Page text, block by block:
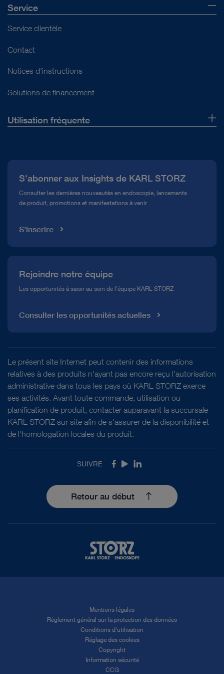
Service
Service clientèle
Contact
Notices d'instructions
Solutions de financement
Utilisation fréquente
Service télé-assistance Conformité
Médiathèque
S'abonner aux Insights de KARL STORZ
Consulter les dernières nouveautés en endoscopie, lancements
de produit, promotions et manifestations à venir
S'inscrire
Rejoindre notre équipe
Les opportunités à saisir au sein de l'équipe KARL STORZ
Consulter les opportunités actuelles
Le présent site Internet peut contenir des informations
relatives à des produits n'ayant pas encore reçu l'autorisation
administrative dans tous les pays où KARL STORZ exerce
ses activités. Avant toute commande, utilisation ou
planification de produit, contacter auparavant la succursale
KARL STORZ sur site afin de s'assurer de la disponibilité et
de l'homologation locales du produit.
SUIVRE Facebook
YoutubeLinkedIn
Retour au début
Mentions légales
Règlement général sur la protection des données
Conditions d'utilisation
Réglage des cookies
Copyright
Information sécurité
CCG